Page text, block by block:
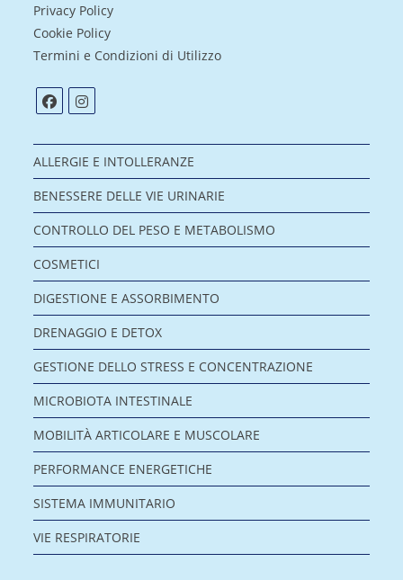
Privacy Policy
Cookie Policy
Termini e Condizioni di Utilizzo
ALLERGIE E INTOLLERANZE
BENESSERE DELLE VIE URINARIE
CONTROLLO DEL PESO E METABOLISMO
COSMETICI
DIGESTIONE E ASSORBIMENTO
DRENAGGIO E DETOX
GESTIONE DELLO STRESS E CONCENTRAZIONE
MICROBIOTA INTESTINALE
MOBILITÀ ARTICOLARE E MUSCOLARE
PERFORMANCE ENERGETICHE
SISTEMA IMMUNITARIO
VIE RESPIRATORIE